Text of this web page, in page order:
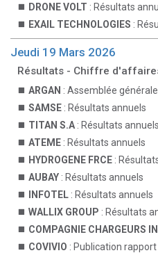
DRONE VOLT : Résultats
EXAIL TECHNOLOGIES :
Jeudi 19 Mars 2026
Résultats - Chiffre
ARGAN : Assemblée
SAMSE : Résultats annuels
TITAN S.A : Résultats annuels
ATEME : Résultats annuels
HYDROGENE FRCE :
AUBAY : Résultats annuels
INFOTEL : Résultats annuels
WALLIX GROUP : Résultats
COMPAGNIE CHARGEURS
COVIVIO : Publication rapport